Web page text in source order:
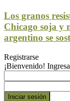
Los granos
Chicago soja y
argentino se
Registrarse
¡Bienvenido!